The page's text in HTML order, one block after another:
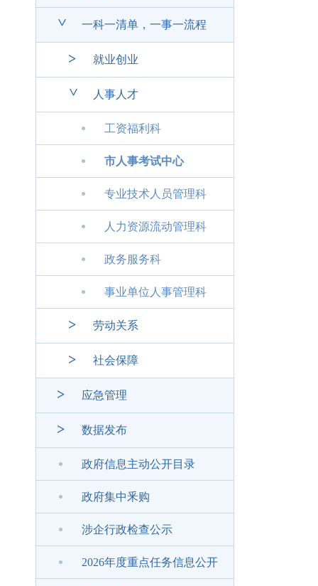
> 一科一清单，一事一流程
> 就业创业
> 人事人才
工资福利科
市人事考试中心
专业技术人员管理科
人力资源流动管理科
政务服务科
事业单位人事管理科
> 劳动关系
> 社会保障
> 应急管理
> 数据发布
政府信息主动公开目录
政府集中釆购
涉企行政检查公示
2026年度重点任务信息公开